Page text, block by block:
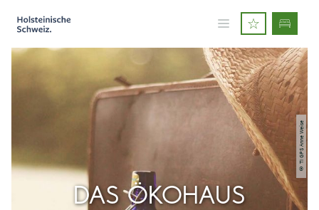
© TI GPS Anne Weise
DAS ÖKOHAUS